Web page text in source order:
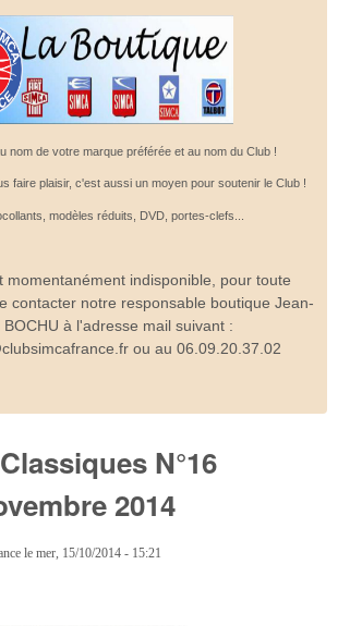
nom de votre marque préférée et au nom du Club !
faire plaisir, c'est aussi un moyen pour soutenir le Club !
modèles réduits, DVD, portes-clefs...
momentanément indisponible, pour toute
contacter notre responsable boutique Jean-
BOCHU à l'adresse mail suivant :
ou au 06.09.20.37.02
N°16
2014
le mer, 15/10/2014 - 15:21